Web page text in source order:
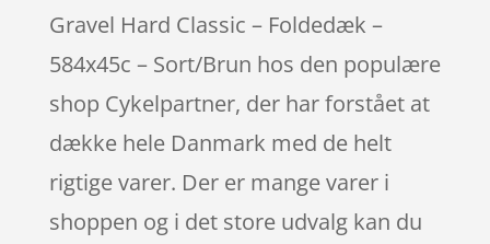
Gravel Hard Classic – Foldedæk –
584x45c – Sort/Brun hos den populære
shop Cykelpartner, der har forstået at
dække hele Danmark med de helt
rigtige varer. Der er mange varer i
shoppen og i det store udvalg kan du